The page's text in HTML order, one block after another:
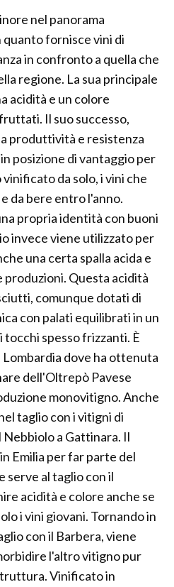
nel panorama
fornisce vini di
in confronto a quella che
regione. La sua principale
acidità e un colore
Il suo successo,
produttività e resistenza
posizione di vantaggio per
da solo, i vini che
da bere entro l'anno.
propria identità con buoni
invece viene utilizzato per
una certa spalla acida e
Questa acidità
comunque dotati di
con palati equilibrati in un
spesso frizzanti. È
dove ha ottenuta
dell'Oltrepò Pavese
monovitigno. Anche
taglio con i vitigni di
Nebbiolo a Gattinara. Il
Emilia per far parte del
serve al taglio con il
acidità e colore anche se
i vini giovani. Tornando in
con il Barbera, viene
l'altro vitigno pur
Vinificato in